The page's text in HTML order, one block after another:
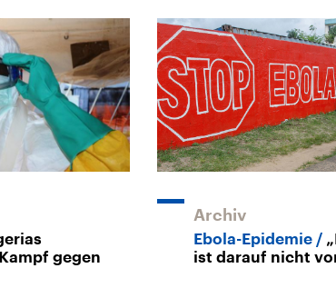
gegen
Archiv
Ebola-Epidemie
ist darauf nicht